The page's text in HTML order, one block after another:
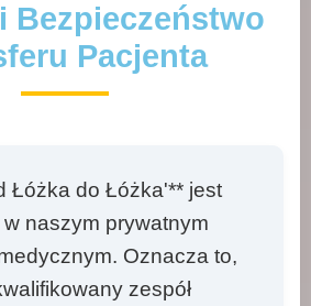
Bezpieczeństwo
Pacjenta
Łóżka do Łóżka'** jest
naszym prywatnym
Oznacza to,
zespół